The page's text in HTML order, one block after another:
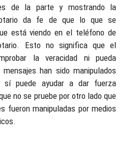
de la parte y mostrando la
da fe de que lo que se
está viendo en el teléfono de
Esto no significa que el
la veracidad ni pueda
han sido manipulados
sí puede ayudar a dar fuerza
no se pruebe por otro lado que
fueron manipuladas por medios